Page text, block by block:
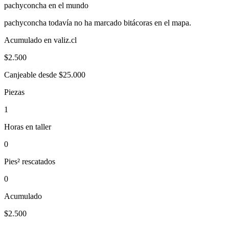
pachyconcha en el mundo
pachyconcha todavía no ha marcado bitácoras en el mapa.
Acumulado en valiz.cl
$2.500
Canjeable desde $25.000
Piezas
1
Horas en taller
0
Pies² rescatados
0
Acumulado
$2.500